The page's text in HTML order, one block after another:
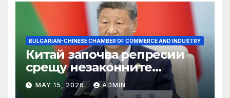
BULGARIAN-CHINESE CHAMBER OF COMMERCE AND INDUSTRY
Китай започва репресии
срещу незаконните
практики в сектора на TCM
MAY 15, 2026 ADMIN